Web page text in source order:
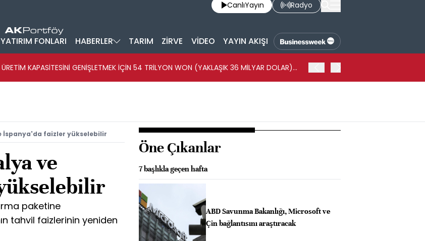
CanlıYayın Radyo
YATIRIM FONLARI HABERLER TARIM ZİRVE VİDEO YAYIN AKIŞI
KAPASİTESİNİ GENİŞLETMEK İÇİN 54 TRİLYON WON (YAKLAŞIK 36 MİLYAR DOLAR)
İspanya'da faizler yükselebilir
ve
paketine
tahvil faizlerinin yeniden
Öne Çıkanlar
7 başlıkla geçen hafta
ABD Savunma Bakanlığı, Microsoft ve
Çin bağlantısını araştıracak